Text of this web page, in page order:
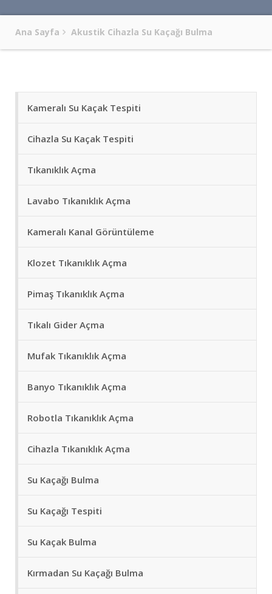
Ana Sayfa Akustik Cihazla Su Kaçağı Bulma
Kameralı Su Kaçak Tespiti
Cihazla Su Kaçak Tespiti
Tıkanıklık Açma
Lavabo Tıkanıklık Açma
Kameralı Kanal Görüntüleme
Klozet Tıkanıklık Açma
Pimaş Tıkanıklık Açma
Tıkalı Gider Açma
Mufak Tıkanıklık Açma
Banyo Tıkanıklık Açma
Robotla Tıkanıklık Açma
Cihazla Tıkanıklık Açma
Su Kaçağı Bulma
Su Kaçağı Tespiti
Su Kaçak Bulma
Kırmadan Su Kaçağı Bulma